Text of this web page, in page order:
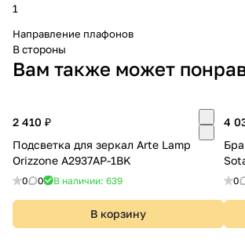
1
Направление плафонов
В стороны
Вам также может
2 410 ₽
Подсветка для зеркал Arte Lamp
Orizzone A2937AP-1BK
0 0 В наличии: 639
В корзину
4
0